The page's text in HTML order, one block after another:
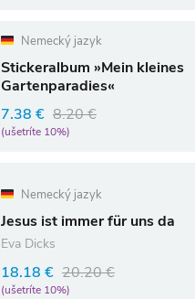
Nemecký jazyk
Stickeralbum »Mein kleines
Gartenparadies«
7.38 € 8.20 €
(ušetríte 10%)
Nemecký jazyk
Jesus ist immer für uns da
Eva Dicks
18.18 € 20.20 €
(ušetríte 10%)